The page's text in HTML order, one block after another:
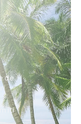
de
îți